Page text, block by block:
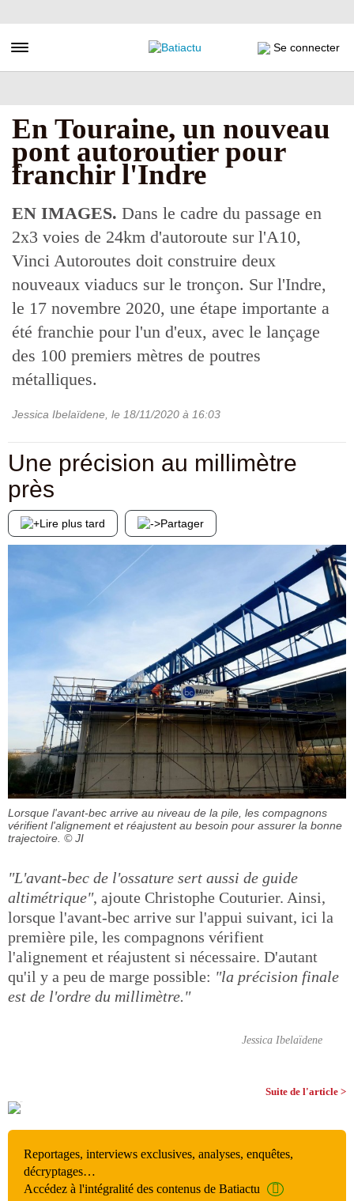
au
principal
Toggle navigation Se connecter
En Touraine, un nouveau
pont autoroutier pour
franchir l'Indre
EN IMAGES. Dans le cadre du passage en
2x3 voies de 24km d'autoroute sur l'A10,
Vinci Autoroutes doit construire deux
nouveaux viaducs sur le tronçon. Sur l'Indre,
le 17 novembre 2020, une étape importante a
été franchie pour l'un d'eux, avec le lançage
des 100 premiers mètres de poutres
métalliques.
Jessica Ibelaïdene , le 18/11/2020 à 16:03
Une précision au millimètre
près
Lire plus tard Partager
Lorsque l'avant-bec arrive au niveau de la pile, les compagnons
vérifient l'alignement et réajustent au besoin pour assurer la bonne
trajectoire. © JI
"L'avant-bec de l'ossature sert aussi de guide
altimétrique", ajoute Christophe Couturier. Ainsi,
lorsque l'avant-bec arrive sur l'appui suivant, ici la
première pile, les compagnons vérifient
l'alignement et réajustent si nécessaire. D'autant
qu'il y a peu de marge possible: "la précision finale
est de l'ordre du millimètre."
Jessica Ibelaïdene
Suite de l'article >
Reportages, interviews exclusives, analyses, enquêtes,
décryptages…
Accédez à l'intégralité des contenus de Batiactu